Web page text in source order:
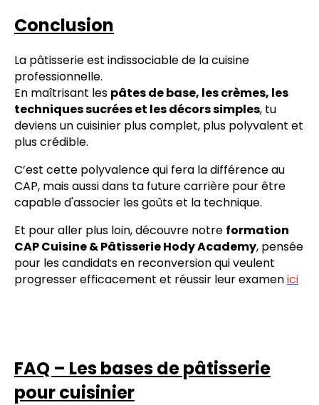
Conclusion
La pâtisserie est indissociable de la cuisine
professionnelle.
En maîtrisant les pâtes de base, les crèmes, les
techniques sucrées et les décors simples, tu
deviens un cuisinier plus complet, plus polyvalent et
plus crédible.
C’est cette polyvalence qui fera la différence au
CAP, mais aussi dans ta future carrière pour être
capable d'associer les goûts et la technique.
Et pour aller plus loin, découvre notre formation
CAP Cuisine & Pâtisserie Hody Academy, pensée
pour les candidats en reconversion qui veulent
progresser efficacement et réussir leur examenici
FAQ – Les bases de pâtisserie
pour cuisinier